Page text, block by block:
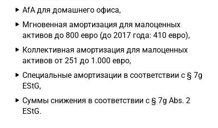
AfA для домашнего офиса,
Мгновенная амортизация для малоценных
активов до 800 евро (до 2017 года: 410 евро),
Коллективная амортизация для малоценных
активов от 251 до 1.000 евро,
Специальные амортизации в соответствии с § 7g
EStG,
Суммы снижения в соответствии с § 7g Abs. 2
EStG.